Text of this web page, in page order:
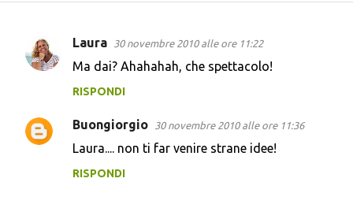
C
m
e
Laura 30 novembre 2010 alle ore 11:22
Ma dai? Ahahahah, che spettacolo!
RISPONDI
Buongiorgio 30 novembre 2010 alle ore 11:36
Laura.... non ti far venire strane idee!
RISPONDI